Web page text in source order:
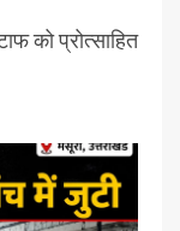
को प्रोत्साहित